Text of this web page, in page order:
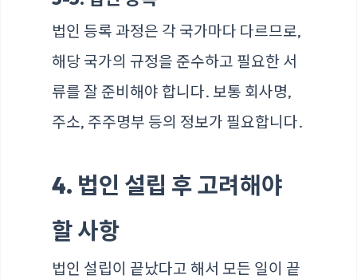
법인 등록 과정은 각 국가마다 다르므로,
해당 국가의 규정을 준수하고 필요한 서
류를 잘 준비해야 합니다. 보통 회사명,
주소, 주주명부 등의 정보가 필요합니다.
4. 법인 설립 후 고려해야
할 사항
법인 설립이 끝났다고 해서 모든 일이 끝